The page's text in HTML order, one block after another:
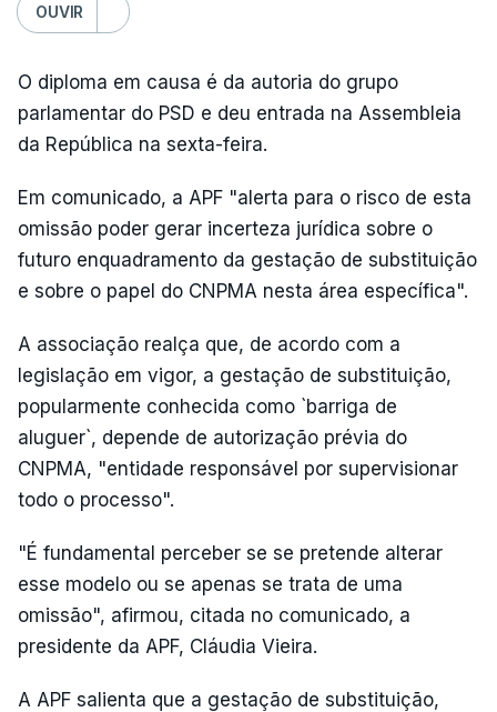
OUVIR
O diploma em causa é da autoria do grupo
parlamentar do PSD e deu entrada na Assembleia
da República na sexta-feira.
Em comunicado, a APF "alerta para o risco de esta
omissão poder gerar incerteza jurídica sobre o
futuro enquadramento da gestação de substituição
e sobre o papel do CNPMA nesta área específica".
A associação realça que, de acordo com a
legislação em vigor, a gestação de substituição,
popularmente conhecida como `barriga de
aluguer`, depende de autorização prévia do
CNPMA, "entidade responsável por supervisionar
todo o processo".
"É fundamental perceber se se pretende alterar
esse modelo ou se apenas se trata de uma
omissão", afirmou, citada no comunicado, a
presidente da APF, Cláudia Vieira.
A APF salienta que a gestação de substituição,